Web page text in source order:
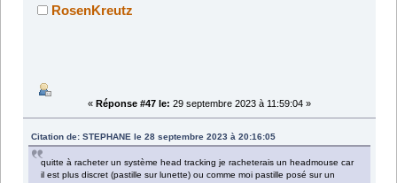
RosenKreutz
« Réponse #47 le: 29 septembre 2023 à 11:59:04 »
Citation de: STEPHANE le 28 septembre 2023 à 20:16:05
quitte à racheter un système head tracking je racheterais un headmouse car
il est plus discret (pastille sur lunette) ou comme moi pastille posé sur un